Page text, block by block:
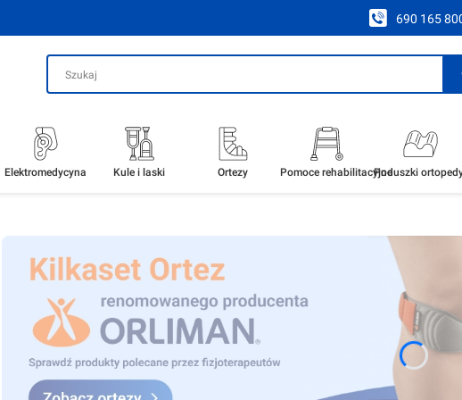
690 165
Elektromedycyna Kule i laski Ortezy Pomoce rehabilitacyjnePoduszki